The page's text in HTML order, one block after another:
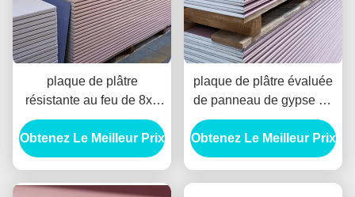
plaque de plâtre
résistante au feu de 8x4
12mm pour la division de
construction de
décoration
Obtenez Le Meilleur Prix
plaque de plâtre évaluée
de panneau de gypse du
feu 4x8 12mm étanche à
l'humidité pour
l'immeuble de bureaux
Obtenez Le Meilleur Prix